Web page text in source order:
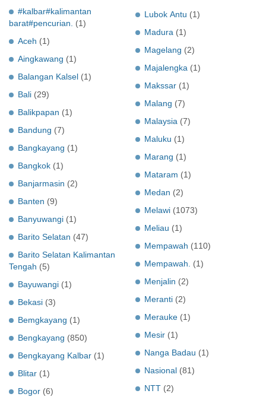
#kalbar#kalimantan
barat#pencurian.
(1)
Aceh (1)
Aingkawang (1)
Balangan Kalsel (1)
Bali (29)
Balikpapan (1)
Bandung (7)
Bangkayang (1)
Bangkok (1)
Banjarmasin (2)
Banten (9)
Banyuwangi (1)
Barito Selatan (47)
Barito Selatan Kalimantan
Tengah (5)
Bayuwangi (1)
Bekasi (3)
Bemgkayang (1)
Bengkayang (850)
Bengkayang Kalbar (1)
Blitar (1)
Bogor (6)
Lubok Antu (1)
Madura (1)
Magelang (2)
Majalengka (1)
Makssar (1)
Malang (7)
Malaysia (7)
Maluku (1)
Marang (1)
Mataram (1)
Medan (2)
Melawi (1073)
Meliau (1)
Mempawah (110)
Mempawah.
(1)
Menjalin (2)
Meranti (2)
Merauke (1)
Mesir (1)
Nanga Badau (1)
Nasional (81)
NTT (2)